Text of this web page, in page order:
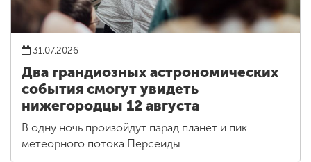
31.07.2026
Два грандиозных астрономических
события смогут увидеть
нижегородцы 12 августа
В одну ночь произойдут парад планет и пик
метеорного потока Персеиды